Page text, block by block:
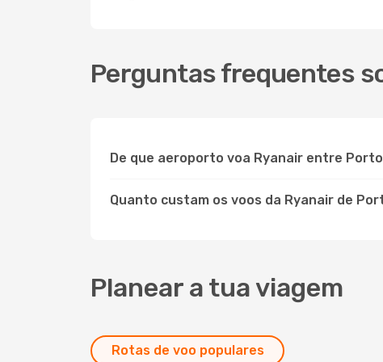
Perguntas frequentes
De que aeroporto voa Ryanair entre
Quanto custam os voos da Ryanair de
Planear a tua viagem
Rotas de voo populares